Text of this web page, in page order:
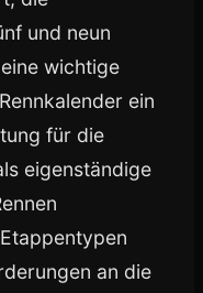
und neun
wichtige
ein
für die
eigenständige
an die